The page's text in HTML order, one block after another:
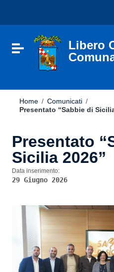
sito
include
Vai al footer
Attiva / disattiva laLibero
Home / Comunicati /
Presentato “Sabbie di
Presentato
Sicilia 2026”
Data inserimento:
29 Giugno 2026